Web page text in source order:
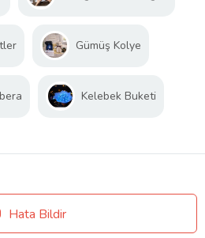
Gümüş Kolye
Kelebek Buketi
Hata Bildir